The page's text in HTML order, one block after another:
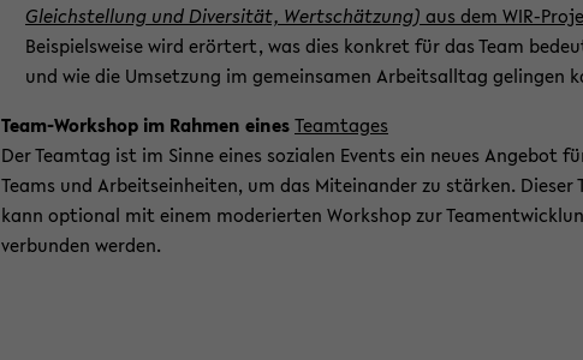
Gleichstellung und Diversität, Wertschätzung) aus dem WIR-
Beispielsweise wird erörtert, was dies konkret für das Team
und wie die Umsetzung im gemeinsamen Arbeitsalltag gelingen
­Team-Workshop im Rahmen einesTeamtages
Der Teamtag ist im Sinne eines sozialen Events ein neues Angebot
Teams und Arbeitseinheiten, um das Miteinander zu stärken. Dieser
kann optional mit einem moderierten Workshop zur
verbunden werden.